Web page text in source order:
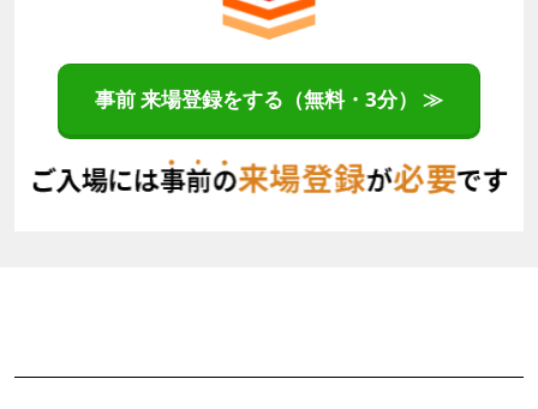
事前 来場登録をする（無料・3分） ≫